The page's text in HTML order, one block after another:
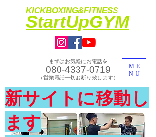
KICKBOXING&FITNESS
​StartUpGYM
ME
NU
まずはお気軽にお電話を
080-4337-0719
​（営業電話一切お断り致します）
​体験入会実施中
新サイトに移動し
ます